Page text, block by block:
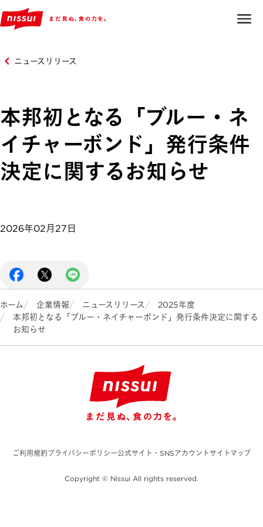
ニュースリリース
本邦初となる「ブルー・ネ
イチャーボンド」発行条件
決定に関するお知らせ
2026年02月27日
ホーム 企業情報 ニュースリリース
2025年度
本邦初となる「ブルー・ネイチャーボンド」発行条件決定に関する
お知らせ
ご利用規約プライバシーポリシー公式サイト・SNSアカウント サイトマップ
Copyright © Nissui All rights reserved.